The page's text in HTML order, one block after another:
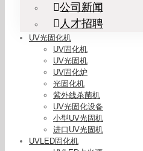
公司新闻
人才招聘
UV光固化机
UV固化机
UV光固机
UV固化炉
光固化机
紫外线杀菌机
UV光固化设备
小型UV光固机
进口UV光固机
UVLED固化机